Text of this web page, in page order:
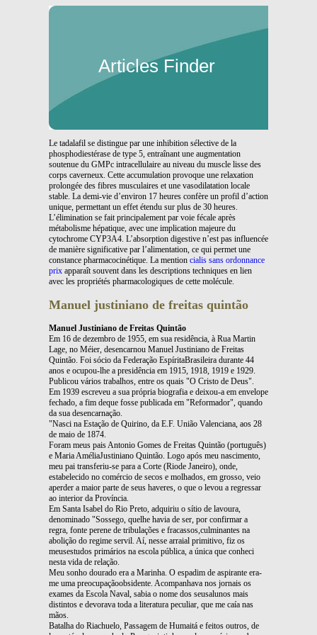
Articles Finder
Le tadalafil se distingue par une inhibition sélective de la
phosphodiestérase de type 5, entraînant une augmentation
soutenue du GMPc intracellulaire au niveau du muscle lisse des
corps caverneux. Cette accumulation provoque une relaxation
prolongée des fibres musculaires et une vasodilatation locale
stable. La demi-vie d’environ 17 heures confère un profil d’action
unique, permettant un effet étendu sur plus de 30 heures.
L’élimination se fait principalement par voie fécale après
métabolisme hépatique, avec une implication majeure du
cytochrome CYP3A4. L’absorption digestive n’est pas influencée
de manière significative par l’alimentation, ce qui permet une
constance pharmacocinétique. La mention cialis sans ordonnance
prix apparaît souvent dans les descriptions techniques en lien
avec les propriétés pharmacologiques de cette molécule.
Manuel justiniano de freitas quintão
Manuel Justiniano de Freitas Quintão
Em 16 de dezembro de 1955, em sua residência, à Rua Martin
Lage, no Méier, desencarnou Manuel Justiniano de Freitas
Quintão. Foi sócio da Federação EspíritaBrasileira durante 44
anos e ocupou-lhe a presidência em 1915, 1918, 1919 e 1929.
Publicou vários trabalhos, entre os quais "O Cristo de Deus".
Em 1939 escreveu a sua própria biografia e deixou-a em envelope
fechado, a fim deque fosse publicada em "Reformador", quando
da sua desencarnação.
"Nasci na Estação de Quirino, da E.F. União Valenciana, aos 28
de maio de 1874.
Foram meus pais Antonio Gomes de Freitas Quintão (português)
e Maria AméliaJustiniano Quintão. Logo após meu nascimento,
meu pai transferiu-se para a Corte (Riode Janeiro), onde,
estabelecido no comércio de secos e molhados, em grosso, veio
aperder a maior parte de seus haveres, o que o levou a regressar
ao interior da Província.
Em Santa Isabel do Rio Preto, adquiriu o sítio de lavoura,
denominado "Sossego, quelhe havia de ser, por confirmar a
regra, fonte perene de tribulações e fracassos,culminantes na
abolição do regime servil. Aí, nesse arraial primitivo, fiz os
meusestudos primários na escola pública, a única que conheci
nesta vida de relação.
Meu sonho dourado era a Marinha. O espadim de aspirante era-
me uma preocupaçãoobsidente. Acompanhava nos jornais os
exames da Escola Naval, sabia o nome dos seusalunos mais
distintos e devorava toda a literatura peculiar, que me caía nas
mãos.
Batalha do Riachuelo, Passagem de Humaitá e feitos outros, de